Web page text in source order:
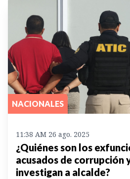
NACIONALES
11:38 AM 26 ago. 2025
¿Quiénes son los
acusados de corrupción
investigan a alcalde?